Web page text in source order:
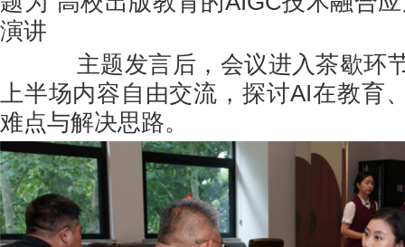
演讲
主题发言后，会议进入茶歇环
上半场内容自由交流，探讨AI在教育
难点与解决思路。